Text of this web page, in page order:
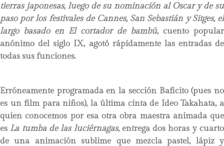
tierras japonesas, luego de su nominación al Oscar y de su
paso por los festivales de Cannes, San Sebastián y Sitges, el
largo basado en El cortador de bambú, cuento popular
anónimo del siglo IX, agotó rápidamente las entradas de
todas sus funciones.
Erróneamente programada en la sección Baficito (pues no
es un film para niños), la última cinta de Ideo Takahata, a
quien conocemos por esa otra obra maestra animada que
es La tumba de las luciérnagas, entrega dos horas y cuarto
de una animación sublime que mezcla pastel, lápiz y